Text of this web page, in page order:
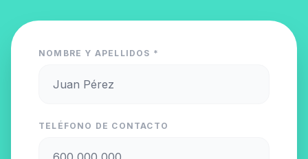
NOMBRE Y APELLIDOS *
TELÉFONO DE CONTACTO